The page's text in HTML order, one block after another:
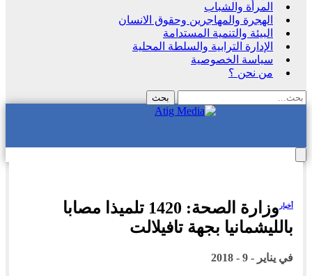
المرأة والشباب
الهجرة والمهاجرين وحقوق الانسان
البيئة والتنمية المستدامة
الإدارة الترابية والسلطة المحلية
سياسة الخصوصية
من نحن ؟
أخبار
وزارة الصحة: 1420 تلميذا مصابا
بالليشمانيا بجهة تافيلالت
في يناير - 9 - 2018